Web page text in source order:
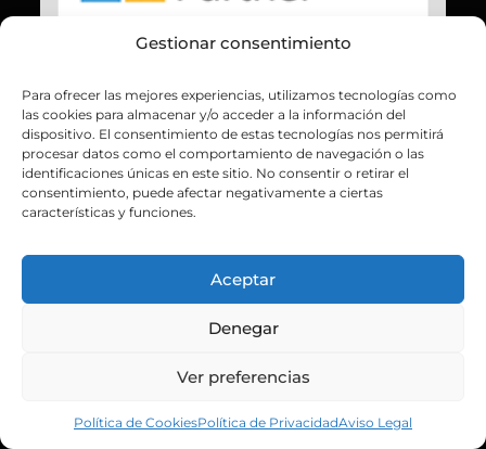
Gestionar consentimiento
Para ofrecer las mejores experiencias, utilizamos tecnologías como
las cookies para almacenar y/o acceder a la información del
dispositivo. El consentimiento de estas tecnologías nos permitirá
procesar datos como el comportamiento de navegación o las
identificaciones únicas en este sitio. No consentir o retirar el
consentimiento, puede afectar negativamente a ciertas
características y funciones.
Aceptar
Denegar
Ver preferencias
Política de CookiesPolítica de PrivacidadAviso Legal